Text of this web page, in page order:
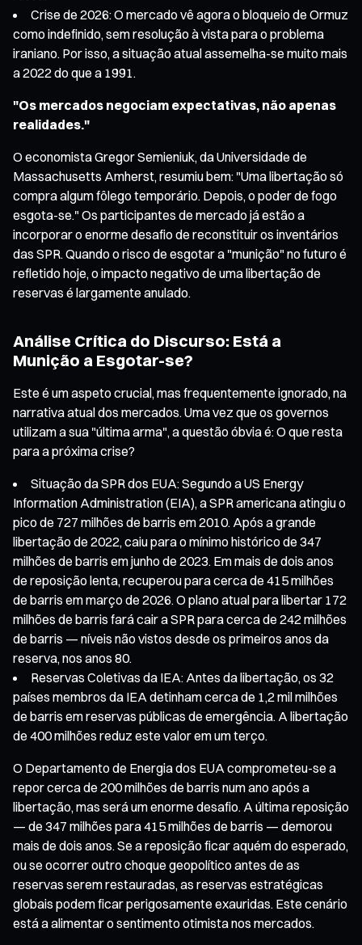
Crise de 2026: O mercado vê agora o bloqueio de Ormuz
como indefinido, sem resolução à vista para o problema
iraniano. Por isso, a situação atual assemelha-se muito mais
a 2022 do que a 1991.
"Os mercados negociam expectativas, não apenas
realidades."
O economista Gregor Semieniuk, da Universidade de
Massachusetts Amherst, resumiu bem: "Uma libertação só
compra algum fôlego temporário. Depois, o poder de fogo
esgota-se." Os participantes de mercado já estão a
incorporar o enorme desafio de reconstituir os inventários
das SPR. Quando o risco de esgotar a "munição" no futuro é
refletido hoje, o impacto negativo de uma libertação de
reservas é largamente anulado.
Análise Crítica do Discurso: Está a
Munição a Esgotar-se?
Este é um aspeto crucial, mas frequentemente ignorado, na
narrativa atual dos mercados. Uma vez que os governos
utilizam a sua "última arma", a questão óbvia é: O que resta
para a próxima crise?
Situação da SPR dos EUA: Segundo a US Energy
Information Administration (EIA), a SPR americana atingiu o
pico de 727 milhões de barris em 2010. Após a grande
libertação de 2022, caiu para o mínimo histórico de 347
milhões de barris em junho de 2023. Em mais de dois anos
de reposição lenta, recuperou para cerca de 415 milhões
de barris em março de 2026. O plano atual para libertar 172
milhões de barris fará cair a SPR para cerca de 242 milhões
de barris — níveis não vistos desde os primeiros anos da
reserva, nos anos 80.
Reservas Coletivas da IEA: Antes da libertação, os 32
países membros da IEA detinham cerca de 1,2 mil milhões
de barris em reservas públicas de emergência. A libertação
de 400 milhões reduz este valor em um terço.
O Departamento de Energia dos EUA comprometeu-se a
repor cerca de 200 milhões de barris num ano após a
libertação, mas será um enorme desafio. A última reposição
— de 347 milhões para 415 milhões de barris — demorou
mais de dois anos. Se a reposição ficar aquém do esperado,
ou se ocorrer outro choque geopolítico antes de as
reservas serem restauradas, as reservas estratégicas
globais podem ficar perigosamente exauridas. Este cenário
está a alimentar o sentimento otimista nos mercados.